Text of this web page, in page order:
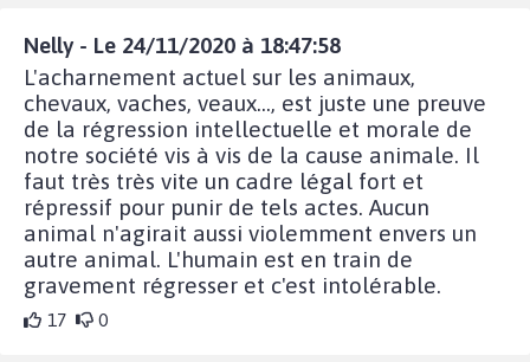
Nelly - Le 24/11/2020 à 18:47:58
L'acharnement actuel sur les animaux,
chevaux, vaches, veaux..., est juste une preuve
de la régression intellectuelle et morale de
notre société vis à vis de la cause animale. Il
faut très très vite un cadre légal fort et
répressif pour punir de tels actes. Aucun
animal n'agirait aussi violemment envers un
autre animal. L'humain est en train de
gravement régresser et c'est intolérable.
17 0